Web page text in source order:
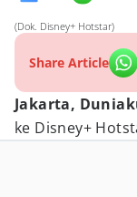
(Dok. Disney+ Hotstar)
Share Article
Jakarta,
ke Disney+